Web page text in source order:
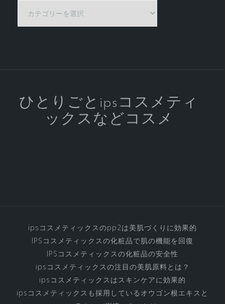
IPS
コ
て
ひとりごとipsコスメティ
ックスなどコスメ
ipsコスメティックスのpp2は美肌づくりに効果的
IPSコスメティックスの化粧品で肌の機能を回復
IPSコスメティックスの化粧品の安全性
ipsコスメティックスの注目の美肌原料とは？
ipsコスメティックスはスキンケアに効果的
ipsコスメティックスも採用しているオウゴン根エキスと